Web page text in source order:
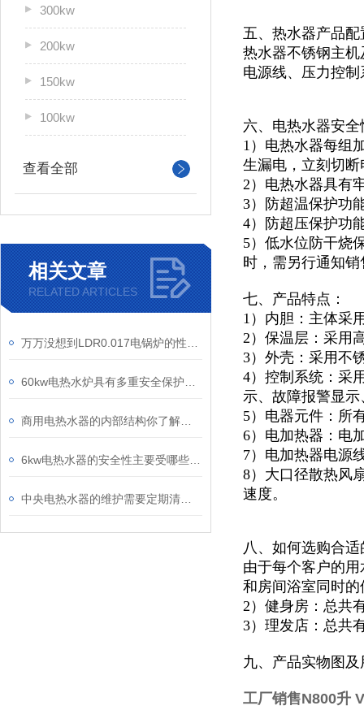
300kw
200kw
150kw
100kw
查看全部
相关文章
RELATED ARTICLES
五、热水器产品配
热水器不锈钢主
电源线、压力控
六、电热水器安全
1）电热水器每组
生漏电，立刻切
2）电热水器具有
3）防超温保护功
4）防超压保护功
5）低水位防干烧
时，需另行通知
七、产品特点：
1）内胆：主体采
2）保温层：采用
3）外壳：采用不
4）控制系统：采
示、故障报警显
5）电器元件：所
6）电加热器：电
7）电加热器电源
8）大口径散热风
速度。
八、如何选购合
由于每个客户的
和房间浴室同时的
2）健身房：总共
3）理发店：总共
九、产品实物图
工厂销售N800升